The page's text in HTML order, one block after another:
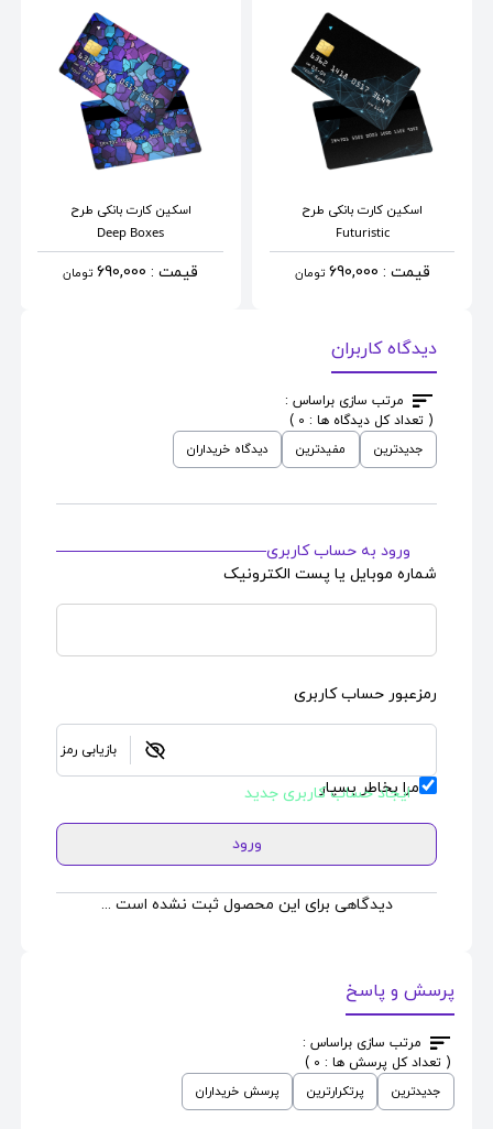
اسکین کارت بانکیطرح
Futuristic
قیمت : 690,000 تومان
اسکین کارت بانکی طرح
Deep Boxes
قیمت : 690,000 تومان
دیدگاه کاربران
مرتب سازی براساس :
( تعداد کل دیدگاه ها : 0 )
جدیدترین
مفیدترین دیدگاه خریداران
ورود به حساب کاربری
شماره موبایل یا پست الکترونیک
رمزعبور حساب کاربری
بازیابی رمز
مرا بخاطر بسپار
ایجاد حساب کاربری جدید
ورود
دیدگاهی برای این محصول ثبت نشده است ...
پرسش و پاسخ
مرتب سازی براساس :
( تعداد کل پرسش ها : 0 )
جدیدترین
پرتکرارترین پرسش خریداران